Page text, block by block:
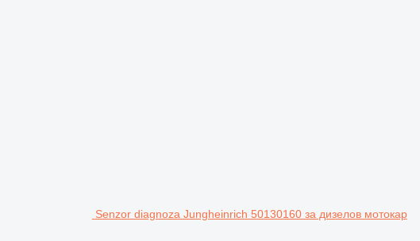
Senzor diagnoza Jungheinrich 50130160 за дизелов мотокар